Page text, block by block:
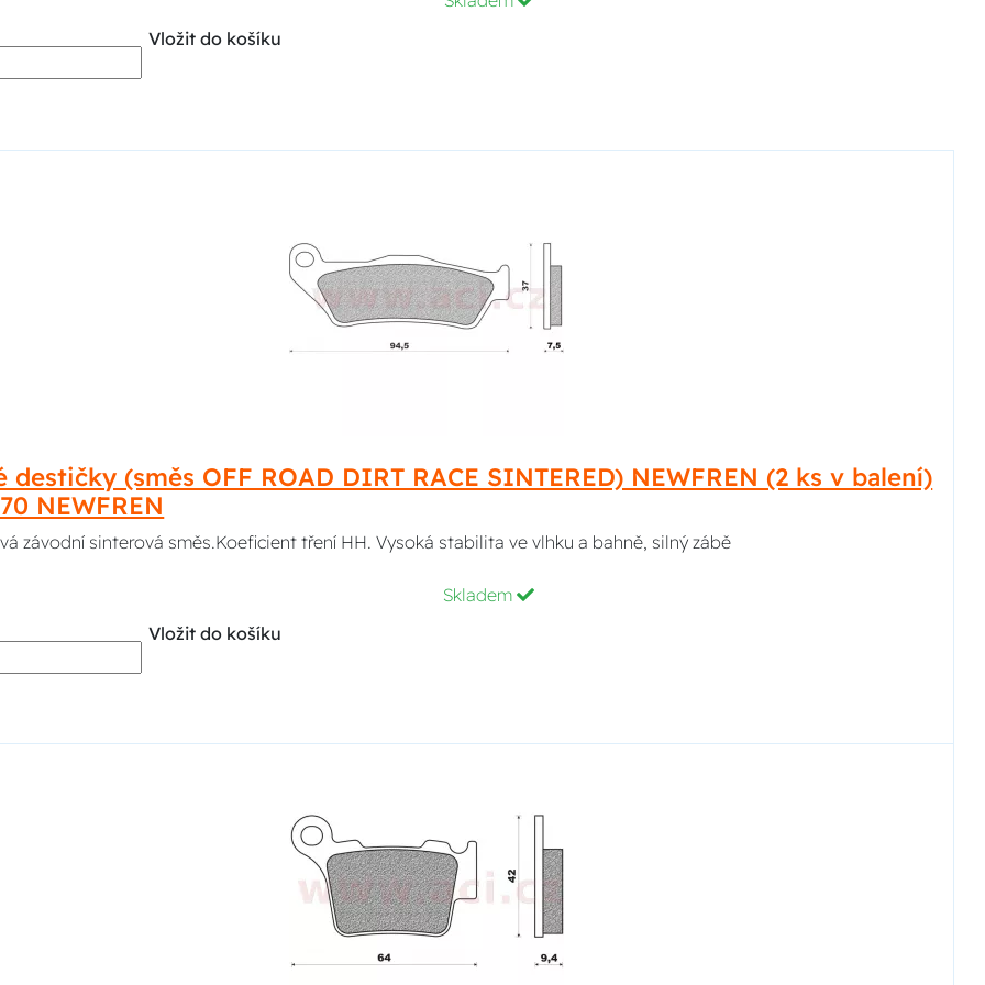
Vložit do košíku
destičky (směs OFF ROAD DIRT RACE SINTERED) NEWFREN (2 ks v balení)
NEWFREN
závodní sinterová směs.Koeficient tření HH. Vysoká stabilita ve vlhku a bahně, silný zábě
Skladem
Vložit do košíku